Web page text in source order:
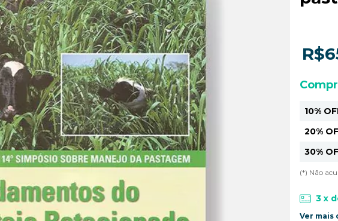
10%
20%
30%
(*) Não
3 x
Ver mais